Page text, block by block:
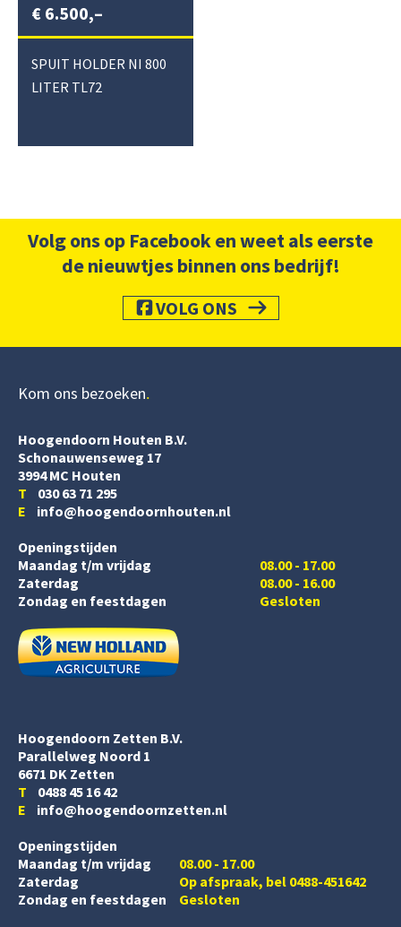
€ 6.500,–
SPUIT HOLDER NI 800
LITER TL72
Volg ons op Facebook en weet als eerste
de nieuwtjes binnen ons bedrijf!
VOLG ONS
Kom ons bezoeken
Hoogendoorn Houten B.V.
Schonauwenseweg 17
3994 MC Houten
T 030 63 71 295
E info@hoogendoornhouten.nl
Openingstijden
Maandag t/m vrijdag
Zaterdag
08.00 - 17.00
08.00 - 16.00
Zondag en feestdagen
Gesloten
Hoogendoorn Zetten B.V.
Parallelweg Noord 1
6671 DK Zetten
T 0488 45 16 42
E info@hoogendoornzetten.nl
Openingstijden
Maandag t/m vrijdag
08.00 - 17.00
Zaterdag
Op afspraak, bel 0488-451642
Zondag en feestdagen
Gesloten